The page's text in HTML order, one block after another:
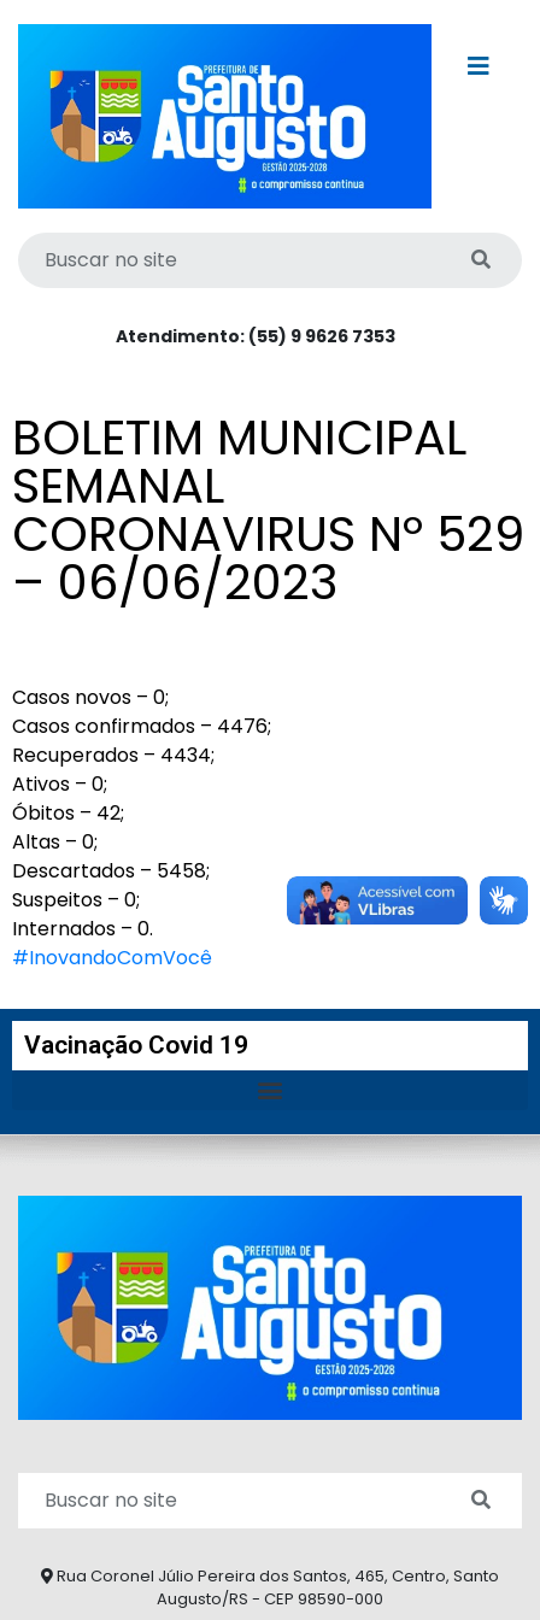
Atendimento: (55) 9 9626 7353
BOLETIM MUNICIPAL
SEMANAL
CORONAVIRUS Nº 529
– 06/06/2023
Casos novos – 0;
Casos confirmados – 4476;
Recuperados – 4434;
Ativos – 0;
Óbitos – 42;
Altas – 0;
Descartados – 5458;
Suspeitos – 0;
Internados – 0.
#InovandoComVocê
Vacinação Covid 19
Rua Coronel Júlio Pereira dos Santos, 465, Centro, Santo
Augusto/RS - CEP 98590-000